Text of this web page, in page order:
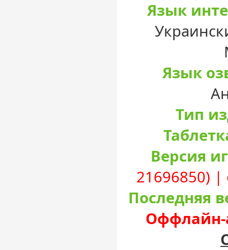
Язык
Язык
Тип
Версия
21696850) |
Последняя
Оффлайн-